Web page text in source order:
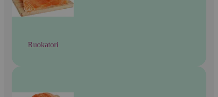
Ruokatori